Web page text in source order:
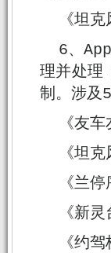
《坦
6、
理并处理
制。涉及
《友
《坦
《兰
《新
《约